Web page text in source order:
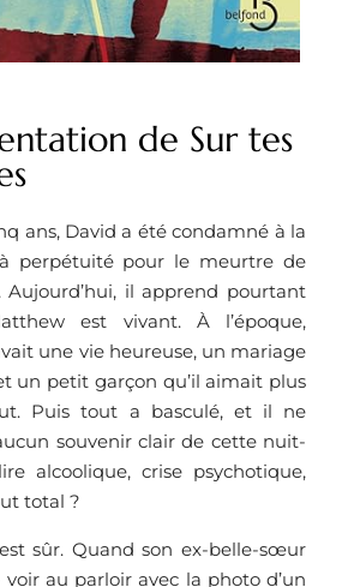
de Sur tes
ans, David a été condamné à la
perpétuité pour le meurtre de
Aujourd’hui, il apprend pourtant
est vivant. À l’époque,
une vie heureuse, un mariage
un petit garçon qu’il aimait plus
Puis tout a basculé, et il ne
souvenir clair de cette nuit-
alcoolique, crise psychotique,
total ?
sûr. Quand son ex-belle-sœur
au parloir avec la photo d’un